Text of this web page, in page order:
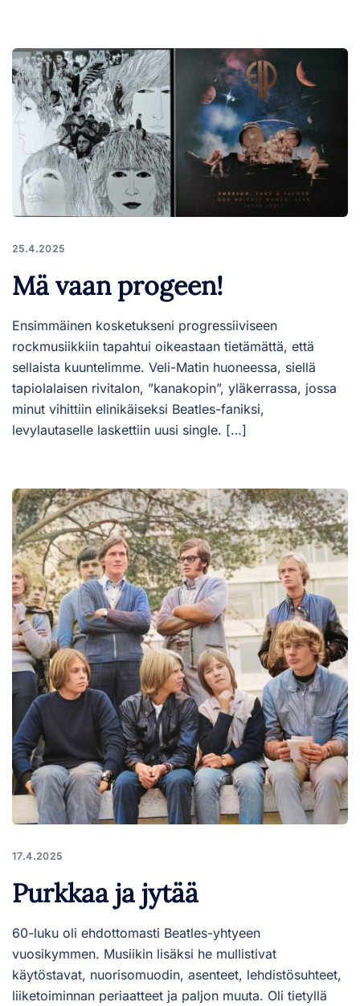
25.4.2025
Mä vaan progeen!
Ensimmäinen kosketukseni progressiiviseen
rockmusiikkiin tapahtui oikeastaan tietämättä, että
sellaista kuuntelimme. Veli-Matin huoneessa, siellä
tapiolalaisen rivitalon, ”kanakopin”, yläkerrassa, jossa
minut vihittiin elinikäiseksi Beatles-faniksi,
levylautaselle laskettiin uusi single. […]
17.4.2025
Purkkaa ja jytää
60-luku oli ehdottomasti Beatles-yhtyeen
vuosikymmen. Musiikin lisäksi he mullistivat
käytöstavat, nuorisomuodin, asenteet, lehdistösuhteet,
liiketoiminnan periaatteet ja paljon muuta. Oli tietyllä